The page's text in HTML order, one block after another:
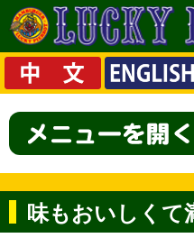
味もおいしくて